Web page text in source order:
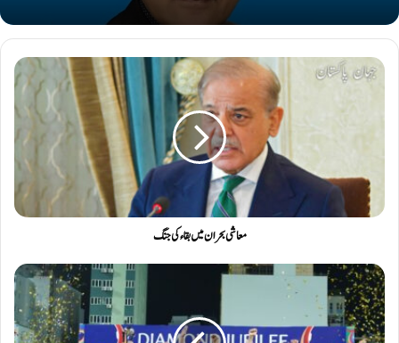
معاشی بحران میں بقاء کی جنگ